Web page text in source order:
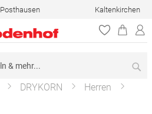
Posthausen Kaltenkirchen
DRYKORN
Herren